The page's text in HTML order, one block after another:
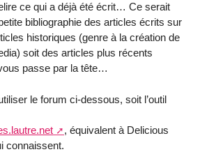
ce qui a déjà été écrit… Ce serait
bibliographie des articles écrits sur
historiques (genre à la création de
soit des articles plus récents
passe par la tête…
le forum ci-dessous, soit l’outil
, équivalent à Delicious
connaissent.